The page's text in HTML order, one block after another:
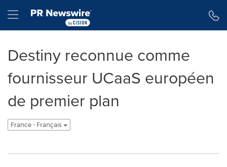
Hamburger menu
Destiny reconnue comme
fournisseur UCaaS européen
de premier plan
France - Français